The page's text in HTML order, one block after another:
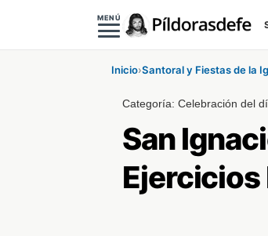
MENÚ
Inicio›Santoral y Fiestas de la
Categoría:Celebración del
San
Ejercicios